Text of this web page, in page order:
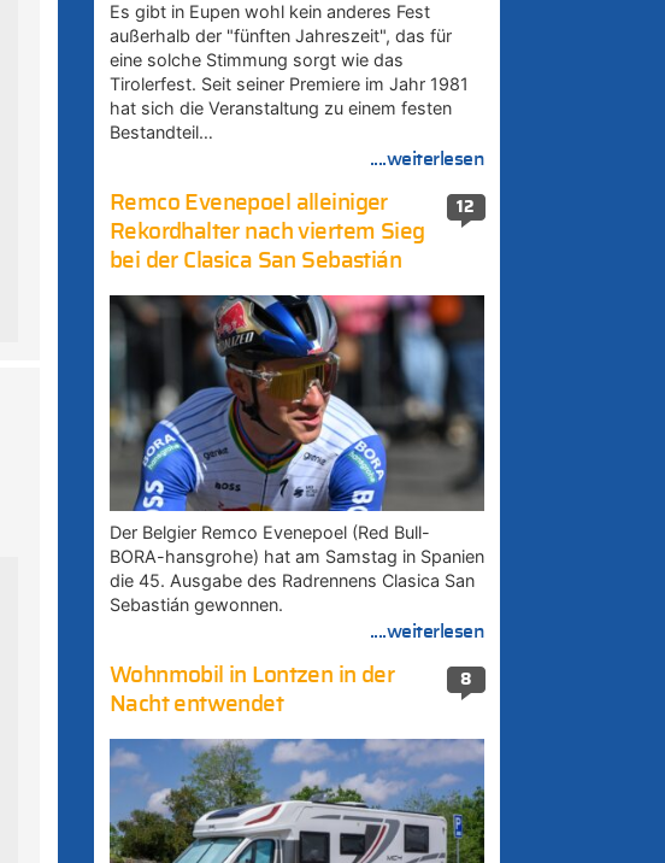
Es gibt in Eupen wohl kein anderes Fest
außerhalb der "fünften Jahreszeit", das für
eine solche Stimmung sorgt wie das
Tirolerfest. Seit seiner Premiere im Jahr 1981
hat sich die Veranstaltung zu einem festen
Bestandteil…
....weiterlesen
12
Remco Evenepoel alleiniger
Rekordhalter nach viertem Sieg
bei der Clasica San Sebastián
Der Belgier Remco Evenepoel (Red Bull-
BORA-hansgrohe) hat am Samstag in Spanien
die 45. Ausgabe des Radrennens Clasica San
Sebastián gewonnen.
....weiterlesen
8
Wohnmobil in Lontzen in der
Nacht entwendet